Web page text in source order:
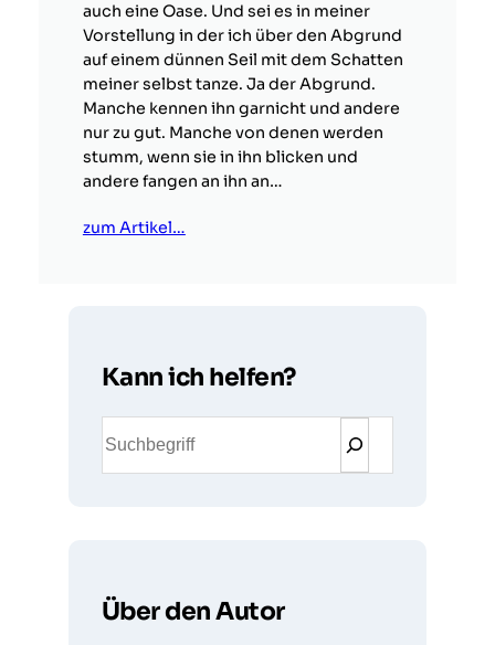
auch eine Oase. Und sei es in meiner
Vorstellung in der ich über den Abgrund
auf einem dünnen Seil mit dem Schatten
meiner selbst tanze. Ja der Abgrund.
Manche kennen ihn garnicht und andere
nur zu gut. Manche von denen werden
stumm, wenn sie in ihn blicken und
andere fangen an ihn an…
zum Artikel…
Kann ich helfen?
u
c
Über den Autor